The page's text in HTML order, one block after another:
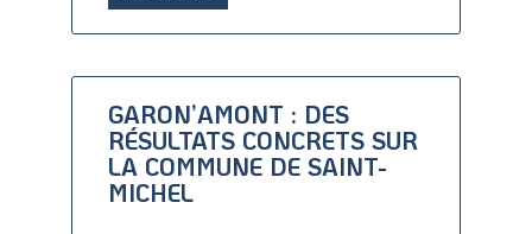
GARON’AMONT : DES
RÉSULTATS CONCRETS SUR
LA COMMUNE DE SAINT-
MICHEL